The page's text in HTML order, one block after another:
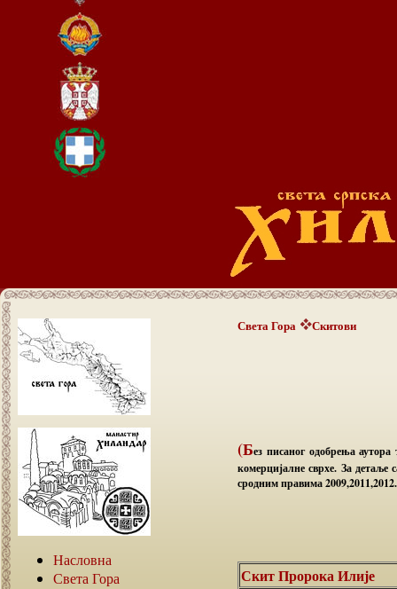
Насловна
Света Гора
Света Гора Скитови
(Без писаног одобрења
комерцијалне сврхе. За
сродним правима
Скит Пророка Илије